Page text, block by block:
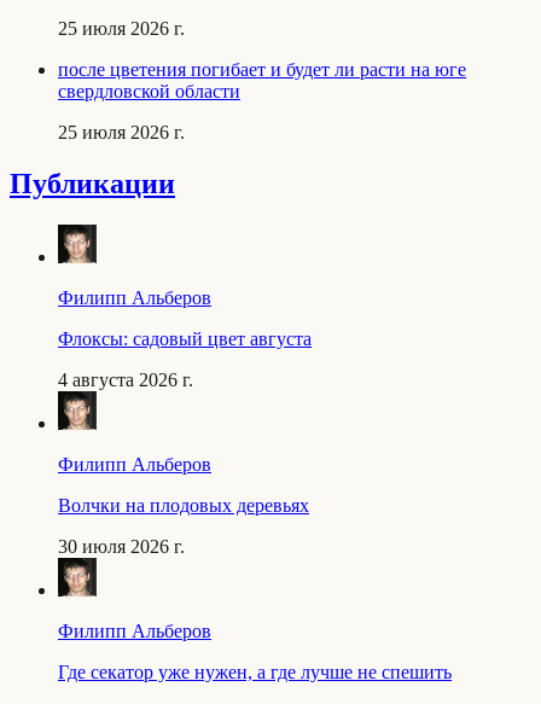
25 июля 2026 г.
после цветения погибает и будет ли расти на юге
свердловской области
25 июля 2026 г.
Публикации
Филипп Альберов
Флоксы: садовый цвет августа
4 августа 2026 г.
Филипп Альберов
Волчки на плодовых деревьях
30 июля 2026 г.
Филипп Альберов
Где секатор уже нужен, а где лучше не спешить